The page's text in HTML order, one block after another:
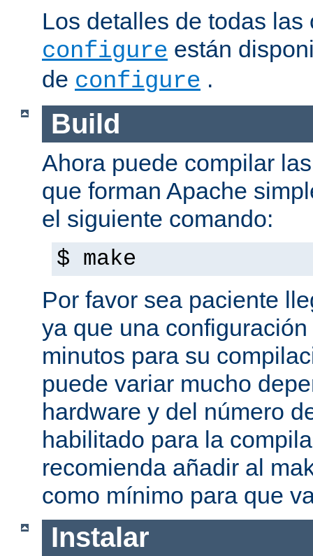
Los detalles de todas las
configure están
de configure .
Build
Ahora puede compilar
que forman Apache
el siguiente comando:
$ make
Por favor sea paciente
ya que una
minutos para su
puede variar mucho
hardware y del número
habilitado para la
recomienda añadir al
como mínimo para que
Instalar